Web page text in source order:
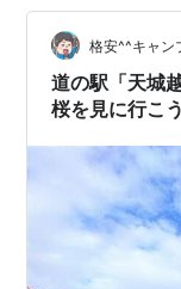
パソサドル「ニ
レーム「焚き火
コーヒー＆朝食
格安^^キャン
道の駅「天城
桜を見に行こ